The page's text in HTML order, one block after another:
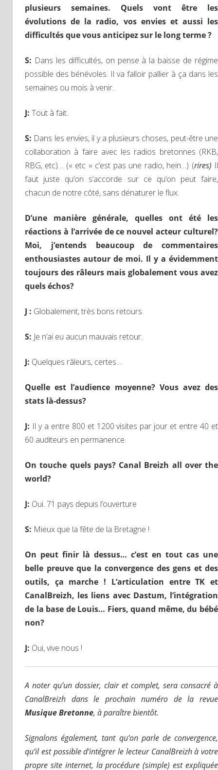
plusieurs semaines. Quels vont être les
évolutions de la radio, vos envies et aussi les
difficultés que vous anticipez sur le long terme ?
S: Dans les difficultés, on pense à la baisse de régime
possible des bénévoles. Il va falloir pallier à ça dans les
semaines ou mois à venir.
J: Tout à fait.
S: Dans les envies, il y a plusieurs choses, peut-être une
collaboration à faire avec les radios bretonnes (RKB,
RBG, etc)… (« etc » c’est pas une radio, hein…) (rires) Il
faut juste qu’on s’accorde sur ce qu’on peut faire,
chacun de notre côté, sans dénaturer le flux.
D’une manière générale, quelles ont été les
réactions à l’arrivée de ce nouvel acteur culturel?
Moi, j’entends beaucoup de commentaires
enthousiastes autour de moi. Il y a évidemment
toujours des râleurs mais globalement vous avez
quels échos?
J : Globalement, très bons retours.
S: Je n’ai eu aucun mauvais retour.
J: Quelques râleurs, certes…
Quelle est l’audience moyenne? Vous avez des
stats là-dessus?
J: Il y a entre 800 et 1200 visites par jour et entre 40 et
60 auditeurs en permanence.
On touche quels pays? Canal Breizh all over the
world?
J: Oui. 71 pays depuis l’ouverture
S: Mieux que la fête de la Bretagne !
On peut finir là dessus… c’est en tout cas une
belle preuve que la convergence des gens et des
outils, ça marche ! L’articulation entre TK et
CanalBreizh, les liens avec Dastum, l’intégration
de la base de Louis… Fiers, quand même, du bébé
non?
J: Oui, vive nous !
A noter qu’un dossier, clair et complet, sera consacré à
CanalBreizh dans le prochain numéro de la revue
Musique Bretonne, à paraître bientôt.
Signalons également, tant qu’on parle de convergence,
qu’il est possible d’intégrer le lecteur CanalBreizh à votre
propre site internet, la procédure (simple) est expliquée